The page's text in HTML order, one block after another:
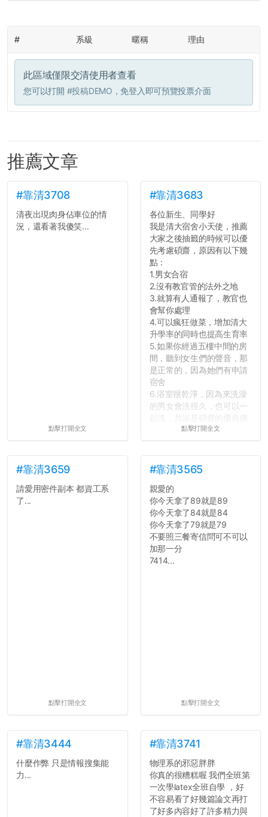
# 系級 暱稱 理由
此區域僅限交清使用者查看
您可以打開 #投稿DEMO ，免登入即可預覽投票介面
推薦文章
#靠清3708
清夜出現肉身佔車位的情
況，還看著我傻笑...
點擊打開全文
#靠清3683
各位新生、同學好
我是清大宿舍小天使，推薦
大家之後抽籤的時候可以優
先考慮碩齋，原因有以下幾
點：
1.男女合宿
2.沒有教官管的法外之地
3.就算有人通報了，教官也
會幫你處理
4.可以瘋狂做菜，增加清大
升學率的同時也提高生育率
5.如果你經過五樓中間的房
間，聽到女生們的聲音，那
是正常的，因為她們有申請
宿舍
6.浴室很乾淨，因為來洗澡
的男女會洗很久，也可以一
舍房間，都歡迎留言讓我知
道...
點擊打開全文
#靠清3659
請愛用密件副本 都資工系
了...
點擊打開全文
#靠清3565
親愛的
你今天拿了89就是89
你今天拿了84就是84
你今天拿了79就是79
不要照三餐寄信問可不可以
加那一分
7414...
點擊打開全文
#靠清3444
什麼作弊 只是情報搜集能
力...
#靠清3741
物理系的邪惡胖胖
你真的很糟糕喔 我們全班第
一次學latex全班自學 ，好
不容易看了好幾篇論文再打
了好多內容好了許多精力與